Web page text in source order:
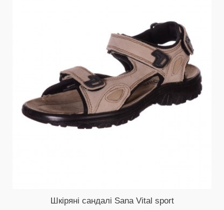
Шкіряні сандалі Sana Vital sport